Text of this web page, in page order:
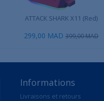
ATTACK SHARK X11 (Red)
299,00 MAD 399,00 MAD
Informations
Livraisons et retours